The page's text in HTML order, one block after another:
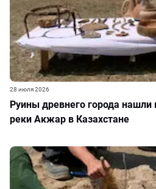
Руины древнего города
реки Акжар в Казахстане
28 июля 2026